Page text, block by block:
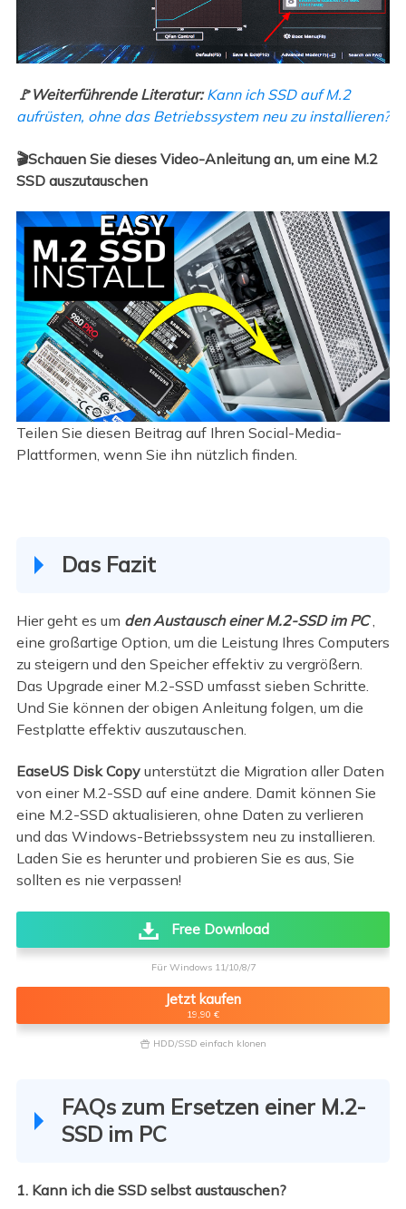
🚩Weiterführende Literatur: Kann ich SSD auf M.2
aufrüsten, ohne das Betriebssystem neu zu installieren?
🎬Schauen Sie dieses Video-Anleitung an, um eine M.2
SSD auszutauschen
Teilen Sie diesen Beitrag auf Ihren Social-Media-
Plattformen, wenn Sie ihn nützlich finden.
Das Fazit
Hier geht es um den Austausch einer M.2-SSD im PC,
eine großartige Option, um die Leistung Ihres Computers
zu steigern und den Speicher effektiv zu vergrößern.
Das Upgrade einer M.2-SSD umfasst sieben Schritte.
Und Sie können der obigen Anleitung folgen, um die
Festplatte effektiv auszutauschen.
EaseUS Disk Copyunterstützt die Migration aller Daten
von einer M.2-SSD auf eine andere. Damit können Sie
eine M.2-SSD aktualisieren, ohne Daten zu verlieren
und das Windows-Betriebssystem neu zu installieren.
Laden Sie es herunter und probieren Sie es aus, Sie
sollten es nie verpassen!
Free Download
Für Windows 11/10/8/7
Jetzt kaufen
19,90 €
 HDD/SSD einfach klonen
FAQs zum Ersetzen einer M.2-
SSD im PC
1. Kann ich die SSD selbst austauschen?